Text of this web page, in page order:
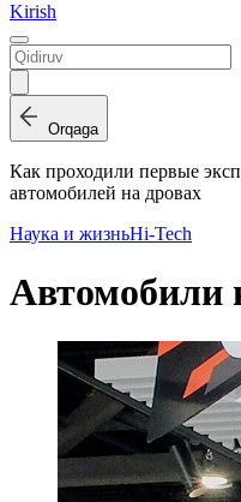
Kirish
Orqaga
Как проходили первые
автомобилей на дровах
Наука и жизньHi-Tech
Автомобили